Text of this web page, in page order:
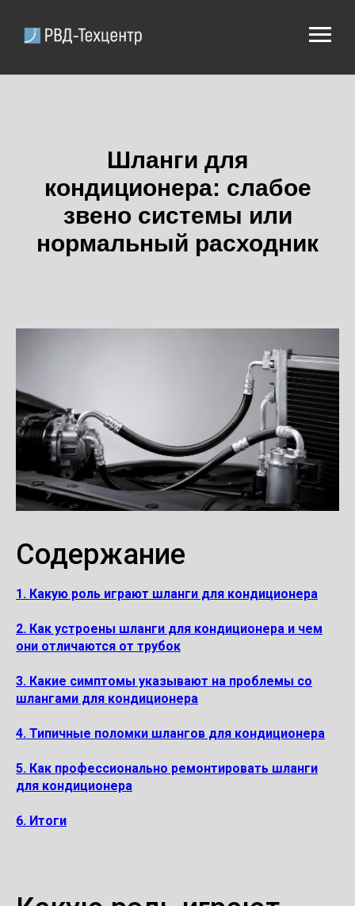
Шланги для
кондиционера: слабое
звено системы или
нормальный расходник
Содержание
1. Какую роль играют шланги для кондиционера
2. Как устроены шланги для кондиционера и чем
они отличаются от трубок
3. Какие симптомы указывают на проблемы со
шлангами для кондиционера
4. Типичные поломки шлангов для кондиционера
5. Как профессионально ремонтировать шланги
для кондиционера
6. Итоги